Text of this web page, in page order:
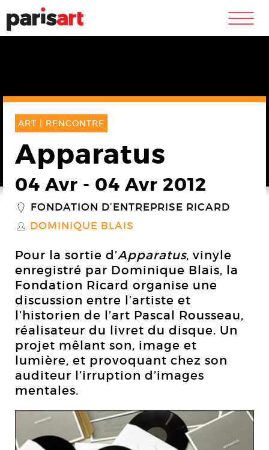
m
ART | RENCONTRE
Apparatus
04 Avr - 04 Avr 2012
_ FONDATION D’ENTREPRISE RICARD
S DOMINIQUE BLAIS
Pour la sortie d’Apparatus, vinyle
enregistré par Dominique Blais, la
Fondation Ricard organise une
discussion entre l’artiste et
l’historien de l’art Pascal Rousseau,
réalisateur du livret du disque. Un
projet mêlant son, image et
lumière, et provoquant chez son
auditeur l’irruption d’images
mentales.